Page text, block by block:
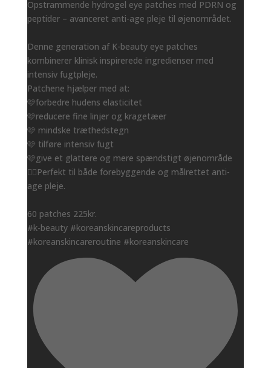
Opstrammende hydrogel eye patches med PDRN og
peptider – avanceret anti-age pleje til øjenområdet.
Denne generation af K-beauty eye patches
kombinerer klinisk inspirerede ingredienser med
intensiv fugtpleje.
Patchene hjælper med at:
🩷forbedre hudens elasticitet
🩷reducere fine linjer og kragetæer
🩷 mindske træthedstegn
🩷 tilføre intensiv fugt
🩷give et glattere og mere spændstigt øjenområde
👌🏻Perfekt til både forebyggende og målrettet anti-
age pleje.
60 patches 225kr.
#k-beauty #koreanskincareproducts
#koreanskincareroutine #koreanskincare